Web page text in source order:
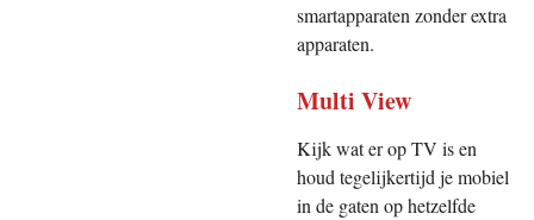
smartapparaten zonder extra
apparaten.
Multi View
Kijk wat er op TV is en
houd tegelijkertijd je mobiel
in de gaten op hetzelfde